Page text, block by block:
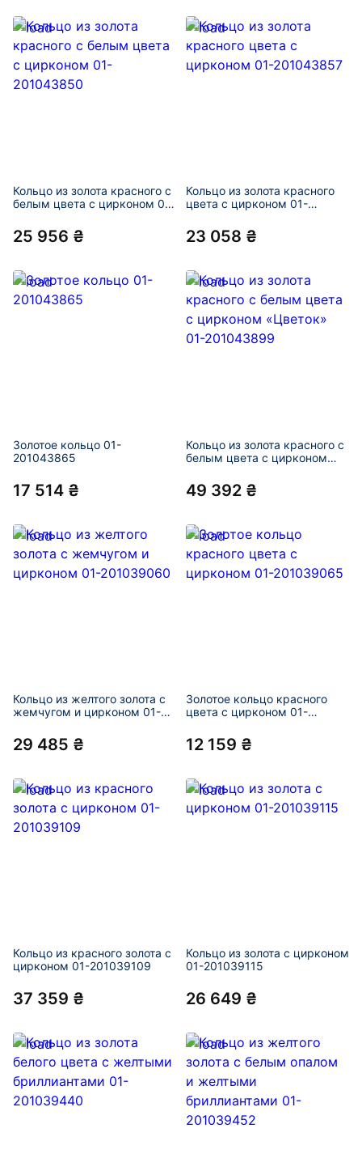
Кольцо из золота красного с
белым цвета с цирконом 01-
25 956 ₴
Кольцо из золота красного
цвета с цирконом 01-
23 058 ₴
Золотое кольцо 01-
201043865
17 514 ₴
Кольцо из золота красного с
белым цвета с цирконом
49 392 ₴
Кольцо из желтого золота с
жемчугом и цирконом 01-
29 485 ₴
Золотое кольцо красного
цвета с цирконом 01-
12 159 ₴
Кольцо из красного золота с
цирконом 01-201039109
37 359 ₴
Кольцо из золота с цирконом
01-201039115
26 649 ₴